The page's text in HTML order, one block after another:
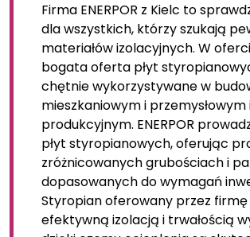
Firma ENERPOR z Kielc to
dla wszystkich, którzy szukają
materiałów izolacyjnych. W
bogata oferta płyt
chętnie wykorzystywane w
mieszkaniowym i przemysłowym
produkcyjnym. ENERPOR
płyt styropianowych, oferując
zróżnicowanych grubościach i
dopasowanych do wymagań
Styropian oferowany przez firmę
efektywną izolacją i trwałością